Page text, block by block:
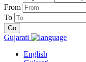
From
To
Gujarati
English